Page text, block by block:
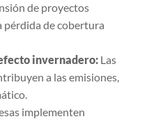
de proyectos
pérdida de cobertura
invernadero: Las
a las emisiones,
implementen